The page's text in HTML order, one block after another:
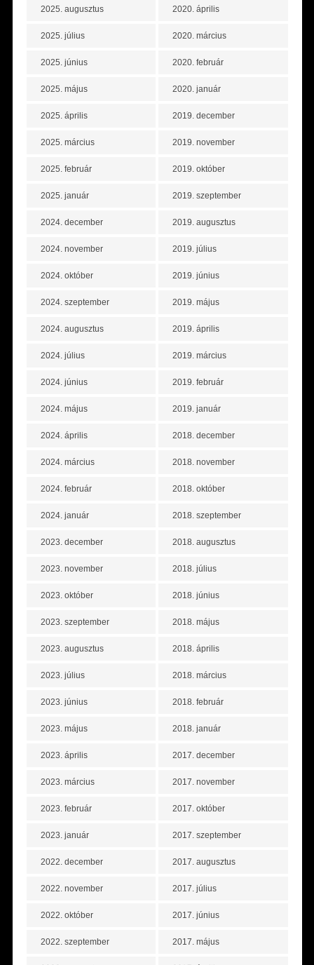
2025. augusztus
2025. július
2025. június
2025. május
2025. április
2025. március
2025. február
2025. január
2024. december
2024. november
2024. október
2024. szeptember
2024. augusztus
2024. július
2024. június
2024. május
2024. április
2024. március
2024. február
2024. január
2023. december
2023. november
2023. október
2023. szeptember
2023. augusztus
2023. július
2023. június
2023. május
2023. április
2023. március
2023. február
2023. január
2022. december
2022. november
2022. október
2022. szeptember
2020. április
2020. március
2020. február
2020. január
2019. december
2019. november
2019. október
2019. szeptember
2019. augusztus
2019. július
2019. június
2019. május
2019. április
2019. március
2019. február
2019. január
2018. december
2018. november
2018. október
2018. szeptember
2018. augusztus
2018. július
2018. június
2018. május
2018. április
2018. március
2018. február
2018. január
2017. december
2017. november
2017. október
2017. szeptember
2017. augusztus
2017. július
2017. június
2017. május